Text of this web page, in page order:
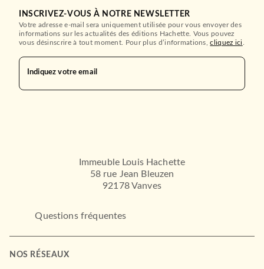
INSCRIVEZ-VOUS À NOTRE NEWSLETTER
Votre adresse e-mail sera uniquement utilisée pour vous envoyer des
informations sur les actualités des éditions Hachette. Vous pouvez
vous désinscrire à tout moment. Pour plus d’informations,cliquez ici
Indiquez votre email
Immeuble Louis Hachette
58 rue Jean Bleuzen
92178 Vanves
Questions fréquentes
NOS RÉSEAUX